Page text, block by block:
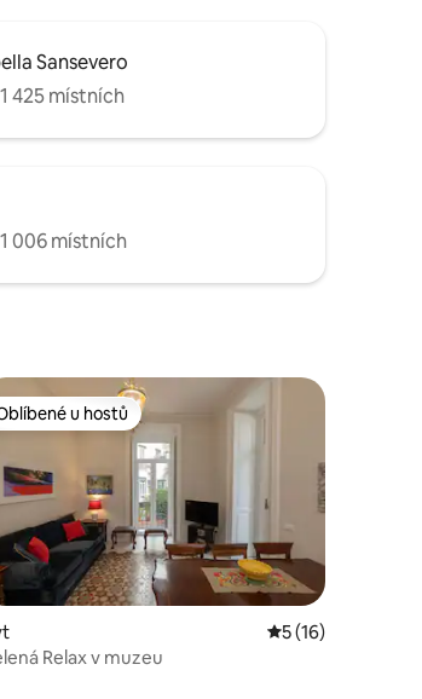
Sansevero
425 místních
006 místních
4,89 z 5, 98 hodnocení
u hostů
u hostů
Průměrné
5 (16)
Relax v muzeu